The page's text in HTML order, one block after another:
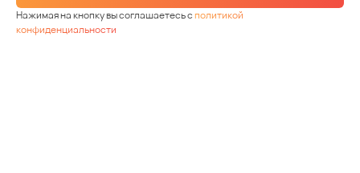
Нажимая на кнопку вы соглашаетесь сполитикой
конфиденциальности